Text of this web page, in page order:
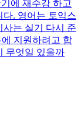
에 재수강 하고
다. 영어는 토익스
사는 실기 다시 준
지원하려고 합
무엇일 있을까